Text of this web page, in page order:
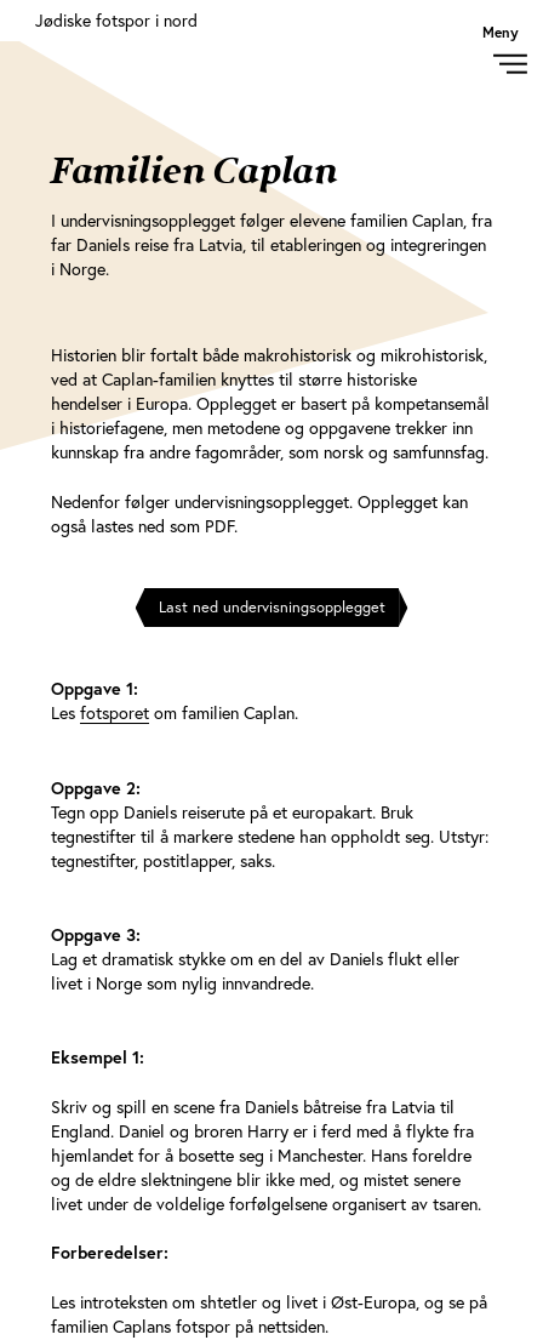
Jødiske fotspor i nord
Meny
Familien Caplan
I undervisningsopplegget følger elevene familien Caplan, fra
far Daniels reise fra Latvia, til etableringen og integreringen
i Norge.
Historien blir fortalt både makrohistorisk og mikrohistorisk,
ved at Caplan-familien knyttes til større historiske
hendelser i Europa. Opplegget er basert på kompetansemål
i historiefagene, men metodene og oppgavene trekker inn
kunnskap fra andre fagområder, som norsk og samfunnsfag.
Nedenfor følger undervisningsopplegget. Opplegget kan
også lastes ned som PDF.
Last ned undervisningsopplegget
Oppgave 1:
Les fotsporetom familien Caplan.
Oppgave 2:
Tegn opp Daniels reiserute på et europakart. Bruk
tegnestifter til å markere stedene han oppholdt seg. Utstyr:
tegnestifter, postitlapper, saks.
Oppgave 3:
Lag et dramatisk stykke om en del av Daniels flukt eller
livet i Norge som nylig innvandrede.
Eksempel 1:
Skriv og spill en scene fra Daniels båtreise fra Latvia til
England. Daniel og broren Harry er i ferd med å flykte fra
hjemlandet for å bosette seg i Manchester. Hans foreldre
og de eldre slektningene blir ikke med, og mistet senere
livet under de voldelige forfølgelsene organisert av tsaren.
Forberedelser:
Les introteksten om shtetler og livet i Øst-Europa, og se på
familien Caplans fotspor på nettsiden.